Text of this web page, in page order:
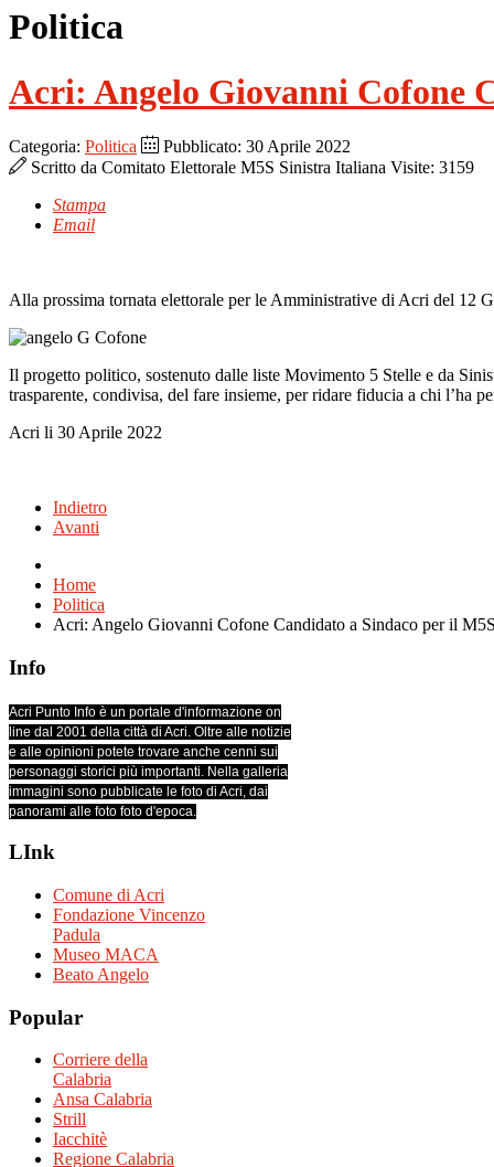
Politica
Acri: Angelo Giovanni Cofone
Categoria: Politica
Pubblicato: 30 Aprile 2022
Scritto da Comitato Elettorale M5S Sinistra Italiana Visite: 3159
Stampa
Email
Alla prossima tornata elettorale per le Amministrative di Acri del 12
Il progetto politico, sostenuto dalle liste Movimento 5 Stelle e da
trasparente, condivisa, del fare insieme, per ridare fiducia a chi l’ha
Acri li 30 Aprile 2022
Indietro
Avanti
Home
Politica
Acri: Angelo Giovanni Cofone Candidato a Sindaco per il
Info
Acri Punto Info è un portale d'informazione on
line dal 2001 della città di Acri. Oltre alle notizie
e alle opinioni potete trovare anche cenni sui
personaggi storici più importanti. Nella galleria
immagini sono pubblicate le foto di Acri, dai
panorami alle foto foto d'epoca.
LInk
Comune di Acri
Fondazione Vincenzo
Padula
Museo MACA
Beato Angelo
Popular
Corriere della
Calabria
Ansa Calabria
Strill
Iacchitè
Regione Calabria